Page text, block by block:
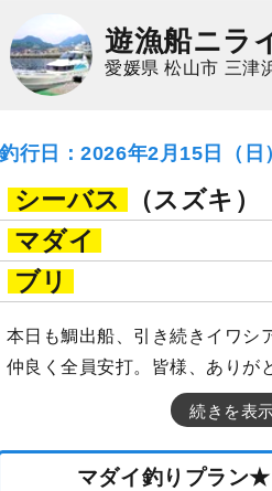
遊漁船ニラ
愛媛県 松山市 三津
釣行日：2026年2月15日（日
シーバス
（スズキ）
マダイ
ブリ
本日も鯛出船、引き続きイワシ
仲良く全員安打。皆様、ありが
続きを表